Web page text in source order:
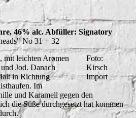
46% alc. Abfüller: Signatory
No 31 + 32
Foto:
Kirsch
Import
mit leichten Aromen
Jod. Danach
in Richtung
Im
und Karamell gegen den
die Süße durchgesetzt hat kommen